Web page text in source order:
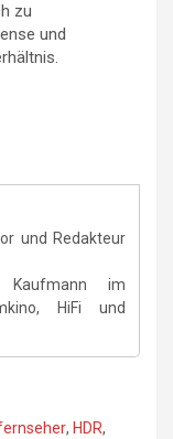
zu
und
und Redakteur
Kaufmann im
HiFi und
, HDR,